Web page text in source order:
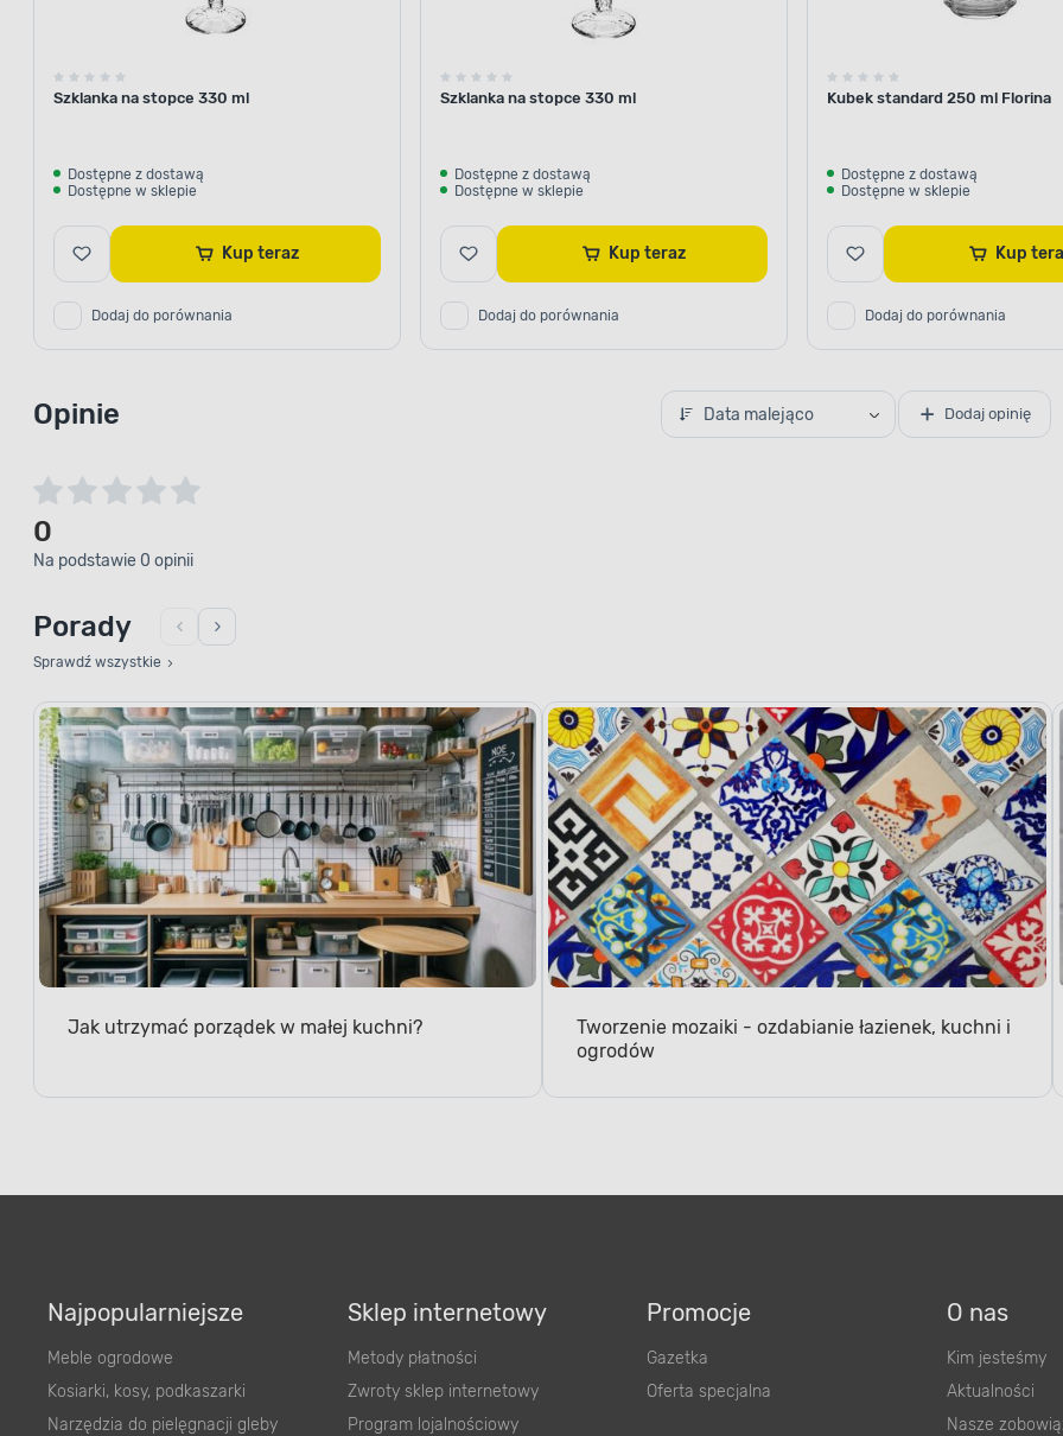
Szklanka na stopce 330 ml
Dostępne z dostawą
Dostępne w sklepie
Kup teraz
Dodaj do porównania
Szklanka na stopce 330 ml
Dostępne z dostawą
Dostępne w sklepie
Kup teraz
Dodaj do porównania
Kubek standard 250 ml Florina
Dostępne z dostawą
Dostępne w sklepie
Kup
Dodaj do porównania
Opinie Data malejąco Dodaj opinię
0
Na podstawie 0 opinii
Porady
Sprawdź wszystkie
Jak utrzymać porządek w małej kuchni?
Tworzenie mozaiki - ozdabianie łazienek, kuchni i
ogrodów
Najpopularniejsze
Meble ogrodowe
Kosiarki, kosy, podkaszarki
Narzędzia do pielęgnacji gleby
Sklep internetowy
Metody płatności
Zwroty sklep internetowy
Program lojalnościowy
Promocje
Gazetka
Oferta specjalna
O nas
Kim jesteśmy
Aktualności
Nasze